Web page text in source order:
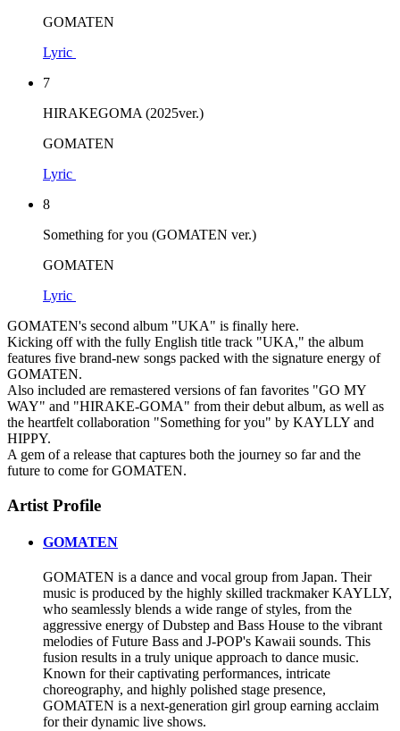
GOMATEN
Lyric
7
HIRAKEGOMA (2025ver.)
GOMATEN
Lyric
8
Something for you (GOMATEN ver.)
GOMATEN
Lyric
GOMATEN's second album "UKA" is finally here.
Kicking off with the fully English title track "UKA," the album
features five brand-new songs packed with the signature energy of
GOMATEN.
Also included are remastered versions of fan favorites "GO MY
WAY" and "HIRAKE-GOMA" from their debut album, as well as
the heartfelt collaboration "Something for you" by KAYLLY and
HIPPY.
A gem of a release that captures both the journey so far and the
future to come for GOMATEN.
Artist Profile
GOMATEN
GOMATEN is a dance and vocal group from Japan. Their
music is produced by the highly skilled trackmaker KAYLLY,
who seamlessly blends a wide range of styles, from the
aggressive energy of Dubstep and Bass House to the vibrant
melodies of Future Bass and J-POP's Kawaii sounds. This
fusion results in a truly unique approach to dance music.
Known for their captivating performances, intricate
choreography, and highly polished stage presence,
GOMATEN is a next-generation girl group earning acclaim
for their dynamic live shows.